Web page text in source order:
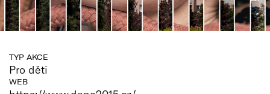
TYP AKCE
Pro děti
WEB